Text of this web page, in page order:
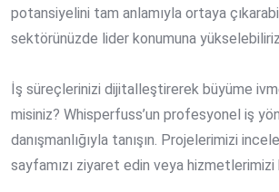
potansiyelini tam anlamıyla ortaya
sektörünüzde lider konumuna
İş süreçlerinizi dijitalleştirerek büyüme
misiniz? Whisperfuss’un profesyonel iş
danışmanlığıyla tanışın. Projelerimizi
sayfamızı ziyaret edin veya